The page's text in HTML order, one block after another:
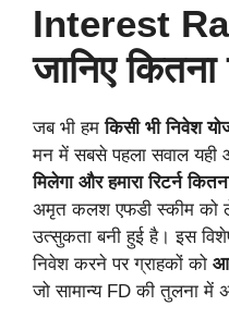
Interest
जानिए कितना
जब भी हमकिसी भी निवेश
मन में सबसे पहला सवाल
मिलेगा और हमारा रिटर्न
अमृत कलश एफडी स्कीम को
उत्सुकता बनी हुई है। इस
निवेश करने पर ग्राहकों को
जो सामान्य FD की तुलना में